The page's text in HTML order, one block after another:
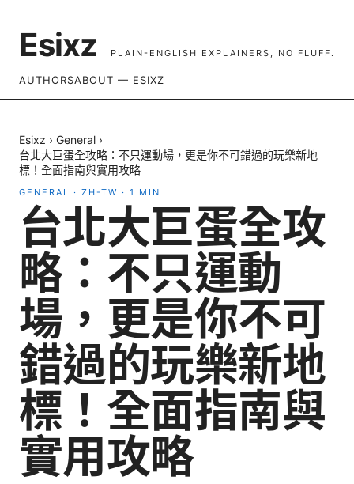
Esixz PLAIN-ENGLISH EXPLAINERS, NO FLUFF.
AUTHORSABOUT — ESIXZ
Esixz › General ›
台北大巨蛋全攻略：不只運動場，更是你不可錯過的玩樂新地
標！全面指南與實用攻略
GENERAL · ZH-TW · 1 MIN
台北大巨蛋全攻
略：不只運動
場，更是你不可
錯過的玩樂新地
標！全面指南與
實用攻略